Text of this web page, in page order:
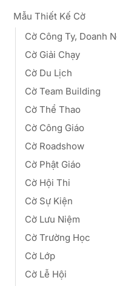
Mẫu Thiết Kế Cờ
Cờ Công Ty, Doanh
Cờ Giải Chạy
Cờ Du Lịch
Cờ Team Building
Cờ Thể Thao
Cờ Công Giáo
Cờ Roadshow
Cờ Phật Giáo
Cờ Hội Thi
Cờ Sự Kiện
Cờ Lưu Niệm
Cờ Trường Học
Cờ Lớp
Cờ Lễ Hội